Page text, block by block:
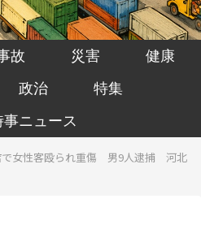
故 災害
健康
政治
特集
事ニュース
で女性客殴られ重傷 男9人逮捕 河北